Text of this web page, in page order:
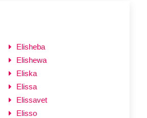
Elisheba
Elishewa
Eliska
Elissa
Elissavet
Elisso